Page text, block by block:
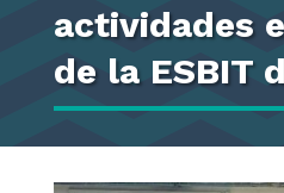
actividades
de la ESBIT